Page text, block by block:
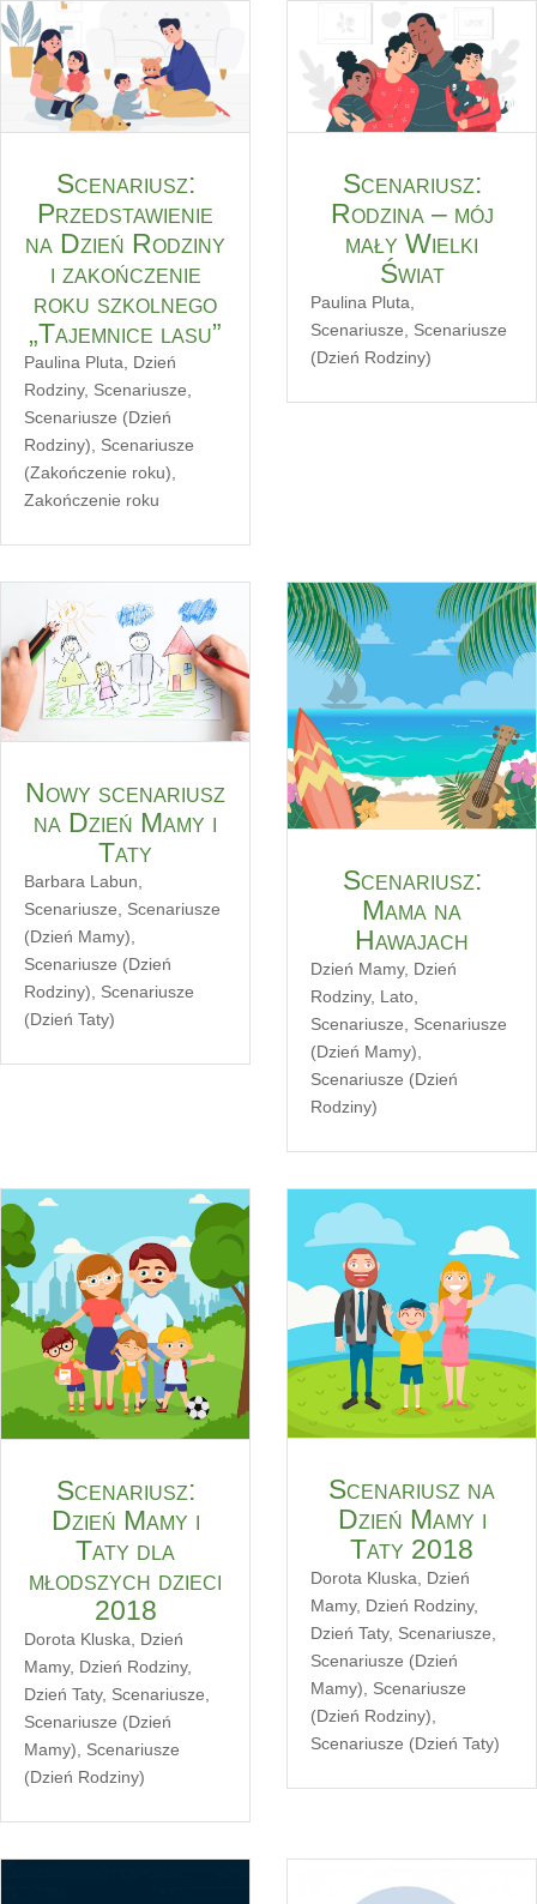
Scenariusz:
Przedstawienie
na Dzień Rodziny
i zakończenie
roku szkolnego
„Tajemnice lasu”
Paulina Pluta
Dzień
Rodziny, Scenariusze
Scenariusze (Dzień
Rodziny)
Scenariusze
(Zakończenie roku)
Zakończenie roku
Scenariusz:
Rodzina – mój
mały Wielki
Świat
Paulina Pluta
Scenariusze
Scenariusze
(Dzień Rodziny)
Nowy scenariusz
na Dzień Mamy i
Taty
Barbara Labun
Scenariusze
Scenariusze
(Dzień Mamy)
Scenariusze (Dzień
Rodziny)
Scenariusze
(Dzień Taty)
Scenariusz:
Mama na
Hawajach
Dzień Mamy, Dzień
Rodziny, Lato,
Scenariusze, Scenariusze
(Dzień Mamy),
Scenariusze (Dzień
Rodziny)
Scenariusz:
Dzień Mamy i
Taty dla
młodszych dzieci
2018
Dorota Kluska
Dzień
Mamy, Dzień Rodziny,
Dzień Taty, Scenariusze
Scenariusze (Dzień
Mamy)
Scenariusze
(Dzień Rodziny)
Scenariusz na
Dzień Mamy i
Taty 2018
Dorota Kluska, Dzień
Mamy, Dzień Rodziny,
Dzień Taty, Scenariusze,
Scenariusze (Dzień
Mamy), Scenariusze
(Dzień Rodziny),
Scenariusze (Dzień Taty)